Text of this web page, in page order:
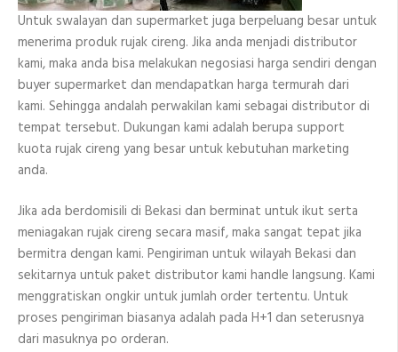
Untuk swalayan dan supermarket juga berpeluang besar untuk
menerima produk rujak cireng. Jika anda menjadi distributor
kami, maka anda bisa melakukan negosiasi harga sendiri dengan
buyer supermarket dan mendapatkan harga termurah dari
kami. Sehingga andalah perwakilan kami sebagai distributor di
tempat tersebut. Dukungan kami adalah berupa support
kuota rujak cireng yang besar untuk kebutuhan marketing
anda.
Jika ada berdomisili di Bekasi dan berminat untuk ikut serta
meniagakan rujak cireng secara masif, maka sangat tepat jika
bermitra dengan kami. Pengiriman untuk wilayah Bekasi dan
sekitarnya untuk paket distributor kami handle langsung. Kami
menggratiskan ongkir untuk jumlah order tertentu. Untuk
proses pengiriman biasanya adalah pada H+1 dan seterusnya
dari masuknya po orderan.